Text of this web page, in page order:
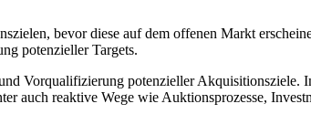
bevor diese auf dem offenen Markt
potenzieller Targets.
Vorqualifizierung potenzieller Akquisitionsziele.
auch reaktive Wege wie Auktionsprozesse,